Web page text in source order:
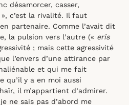
désamorcer, casser,
c’est la rivalité. Il faut
partenaire. Comme l’avait dit
la pulsion vers l’autre (« eris
; mais cette agressivité
l’envers d’une attirance par
et qui me fait
qu’il y a en moi aussi
il m’appartient d’admirer.
ne sais pas d’abord me